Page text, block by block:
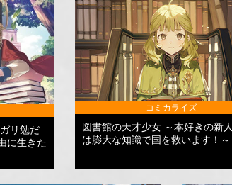
リ勉だ
に生きた
コミカライズ
図書館の天才少女 ～本好きの新
は膨大な知識で国を救います！～